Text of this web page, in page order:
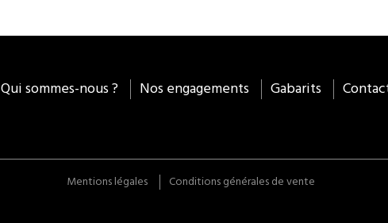
Qui sommes-nous ? Nos engagements Gabarits
Mentions légales Conditions générales de vente